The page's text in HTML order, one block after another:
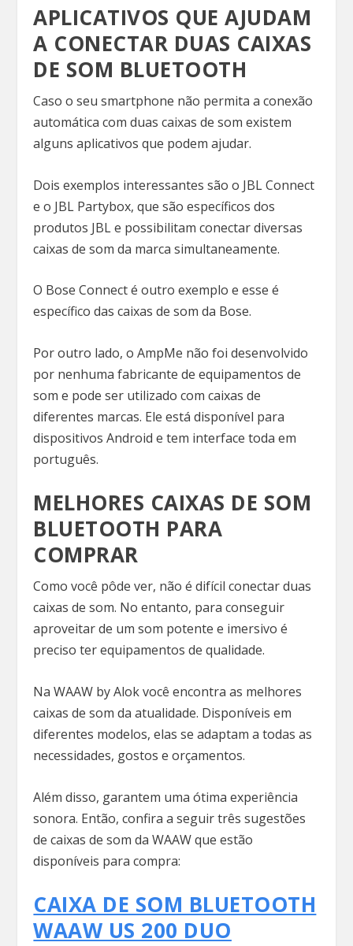
APLICATIVOS QUE AJUDAM
A CONECTAR DUAS CAIXAS
DE SOM BLUETOOTH
Caso o seu smartphone não permita a conexão
automática com duas caixas de som existem
alguns aplicativos que podem ajudar.
Dois exemplos interessantes são o JBL Connect
e o JBL Partybox, que são específicos dos
produtos JBL e possibilitam conectar diversas
caixas de som da marca simultaneamente.
O Bose Connect é outro exemplo e esse é
específico das caixas de som da Bose.
Por outro lado, o AmpMe não foi desenvolvido
por nenhuma fabricante de equipamentos de
som e pode ser utilizado com caixas de
diferentes marcas. Ele está disponível para
dispositivos Android e tem interface toda em
português.
MELHORES CAIXAS DE SOM
BLUETOOTH PARA
COMPRAR
Como você pôde ver, não é difícil conectar duas
caixas de som. No entanto, para conseguir
aproveitar de um som potente e imersivo é
preciso ter equipamentos de qualidade.
Na WAAW by Alok você encontra as melhores
caixas de som da atualidade. Disponíveis em
diferentes modelos, elas se adaptam a todas as
necessidades, gostos e orçamentos.
Além disso, garantem uma ótima experiência
sonora. Então, confira a seguir três sugestões
de caixas de som da WAAW que estão
disponíveis para compra:
CAIXA DE SOM BLUETOOTH
WAAW US 200 DUO